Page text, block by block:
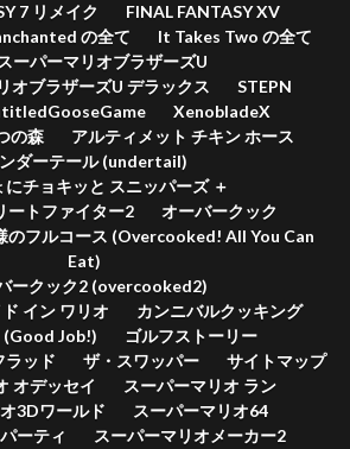
7 リメイク
FINAL FANTASY XV
の全て
It Takes Two の全て
ーパーマリオブラザーズU
オブラザーズU デラックス
STEPN
XenobladeX
の森
アルティメット チキン ホース
ダーテール (undertail)
にチョキッと スニッパーズ ＋
ートファイター2
オーバークック
のフルコース (Overcooked! All You Can
Eat)
ークック2 (overcooked2)
イン ワリオ
カンニバルクッキング
(Good Job!)
ゴルフストーリー
ラッド
ザ・スワッパー
サイトマップ
オデッセイ
スーパーマリオ ラン
3Dワールド
スーパーマリオ64
ーティ
スーパーマリオメーカー2